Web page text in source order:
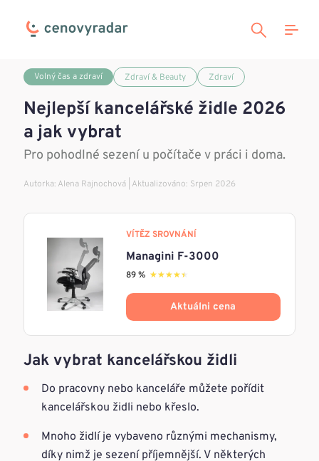
Volný čas a zdraví Zdraví & Beauty Zdraví
Nejlepší kancelářské židle 2026
a jak vybrat
Pro pohodlné sezení u počítače v práci i doma.
Autorka: Alena Rajnochová | Aktualizováno: Srpen 2026
VÍTĚZ SROVNÁNÍ
Managini F-3000
89 % ★★★★★
★★★★★
Aktuálni cena
Jak vybrat kancelářskou židli
Do pracovny nebo kanceláře můžete pořídit
kancelářskou židli nebo křeslo.
Mnoho židlí je vybaveno různými mechanismy,
díky nimž je sezení příjemnější. V některých